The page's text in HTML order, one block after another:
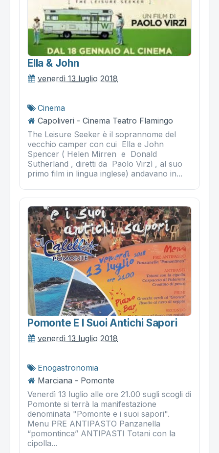
Ella & John
venerdì 13 luglio 2018
Cinema
Capoliveri - Cinema Teatro Flamingo
The Leisure Seeker è il soprannome del
vecchio camper con cui Ella e John
Spencer ( Helen Mirren e Donald
Sutherland , diretti da Paolo Virzì , al suo
primo film in lingua inglese) andavano in...
Pomonte E I Suoi Antichi Sapori
venerdì 13 luglio 2018
Enogastronomia
Marciana - Pomonte
Venerdì 13 luglio alle ore 21.00 sugli scogli di
Pomonte si terrà la manifestazione
denominata "Pomonte e i suoi sapori".
Menu PRE ANTIPASTO Panzanella
“pomontinca” ANTIPASTI Totani con la
cipolla...